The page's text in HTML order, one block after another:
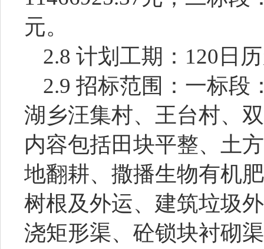
元。
2.8 计划工期： 120日
2.9 招标范围： 一标段
湖乡汪集村、王台村、
内容包括田块平整、土
地翻耕、撒播生物有机
树根及外运、建筑垃圾
浇矩形渠、砼锁块衬砌